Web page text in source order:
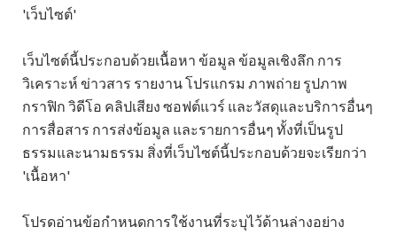
'เว็บไซต์'
เว็บไซต์นี้ประกอบด้วยเนื้อหา ข้อมูล ข้อมูลเชิงลึก การ
วิเคราะห์ ข่าวสาร รายงาน โปรแกรม ภาพถ่าย รูปภาพ
กราฟิก วิดีโอ คลิปเสียง ซอฟต์แวร์ และวัสดุและบริการอื่นๆ
การสื่อสาร การส่งข้อมูล และรายการอื่นๆ ทั้งที่เป็นรูป
ธรรมและนามธรรม สิ่งที่เว็บไซต์นี้ประกอบด้วยจะเรียกว่า
'เนื้อหา'
โปรดอ่านข้อกำหนดการใช้งานที่ระบุไว้ด้านล่างอย่าง